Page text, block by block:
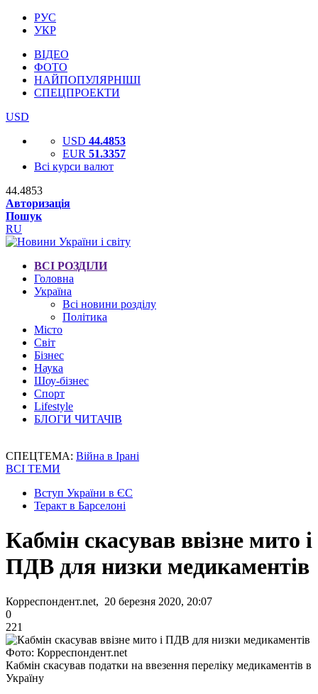
РУС
УКР
ВІДЕО
ФОТО
НАЙПОПУЛЯРНІШІ
СПЕЦПРОЕКТИ
USD
USD 44.4853
EUR 51.3357
Всі курси валют
44.4853
Авторизація
Пошук
RU
ВСІ РОЗДІЛИ
Головна
Україна
Всі новини розділу
Політика
Місто
Світ
Бізнес
Наука
Шоу-бізнес
Спорт
Lifestyle
БЛОГИ ЧИТАЧІВ
СПЕЦТЕМА: Війна в Ірані
ВСІ ТЕМИ
Вступ України в ЄС
Теракт в Барселоні
Кабмін скасував ввізне мито і
ПДВ для низки медикаментів
Корреспондент.net, 20 березня 2020, 20:07
0
221
Фото: Корреспондент.net
Кабмін скасував податки на ввезення переліку медикаментів в
Україну